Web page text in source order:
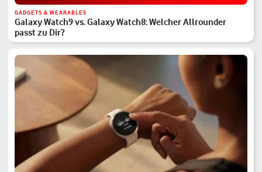
GADGETS & WEARABLES
Galaxy Watch9 vs. Galaxy Watch8: Welcher Allrounder
passt zu Dir?